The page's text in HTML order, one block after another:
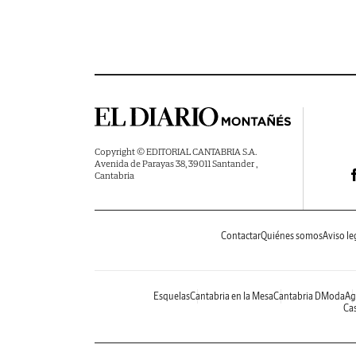
Copyright © EDITORIAL CANTABRIA S.A.
Avenida de Parayas 38, 39011 Santander ,
Cantabria
ContactarQuiénes somosAviso
EsquelasCantabria en la MesaCantabria DModa